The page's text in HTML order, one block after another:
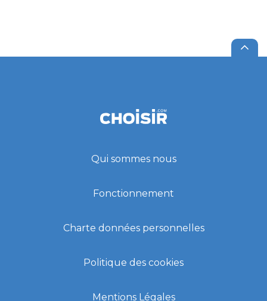
Qui sommes nous
Fonctionnement
Charte données personnelles
Politique des cookies
Mentions Légales